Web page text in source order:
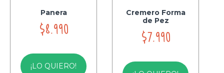
Panera
$8.990
¡LO QUIERO!
Cremero Forma
de Pez
$7.990